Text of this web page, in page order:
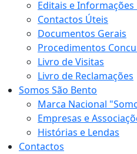
Editais e Informações
Contactos Úteis
Documentos Gerais
Procedimentos
Livro de Visitas
Livro de Reclamações
Somos São Bento
Marca Nacional
Empresas e
Histórias e Lendas
Contactos